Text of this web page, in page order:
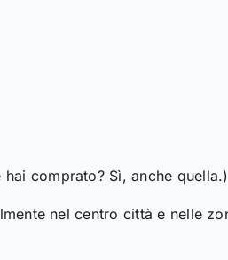
comprato? Sì, anche quella.)
nel centro città e nelle